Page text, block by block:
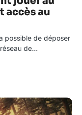
accès au
possible de déposer
de…